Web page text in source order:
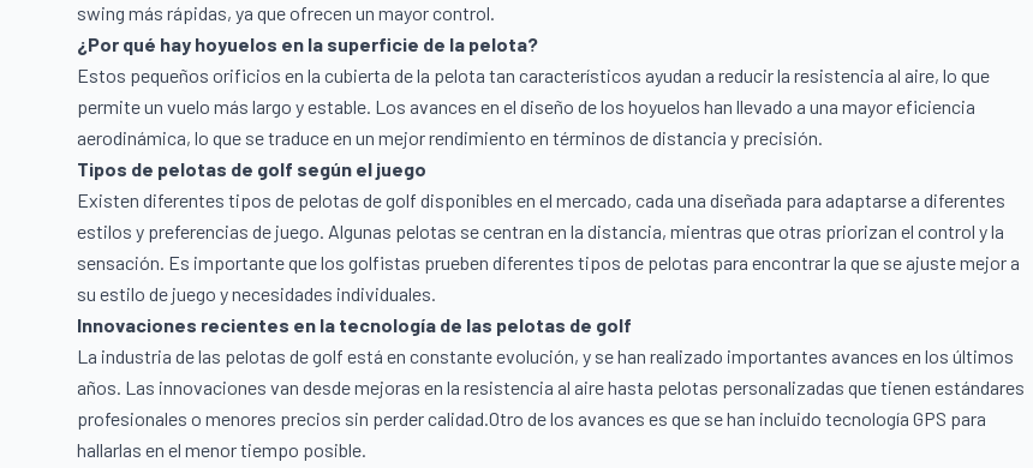
swing más rápidas, ya que ofrecen un mayor control.
¿Por qué hay hoyuelos en la superficie de la pelota?
Estos pequeños orificios en la cubierta de la pelota tan característicos ayudan a reducir la resistencia al aire, lo que
permite un vuelo más largo y estable. Los avances en el diseño de los hoyuelos han llevado a una mayor eficiencia
aerodinámica, lo que se traduce en un mejor rendimiento en términos de distancia y precisión.
Tipos de pelotas de golf según el juego
Existen diferentes tipos de pelotas de golf disponibles en el mercado, cada una diseñada para adaptarse a diferentes
estilos y preferencias de juego. Algunas pelotas se centran en la distancia, mientras que otras priorizan el control y la
sensación. Es importante que los golfistas prueben diferentes tipos de pelotas para encontrar la que se ajuste mejor a
su estilo de juego y necesidades individuales.
Innovaciones recientes en la tecnología de las pelotas de golf
La industria de las pelotas de golf está en constante evolución, y se han realizado importantes avances en los últimos
años. Las innovaciones van desde mejoras en la resistencia al aire hasta pelotas personalizadas que tienen estándares
profesionales o menores precios sin perder calidad.Otro de los avances es que se han incluido tecnología GPS para
hallarlas en el menor tiempo posible.